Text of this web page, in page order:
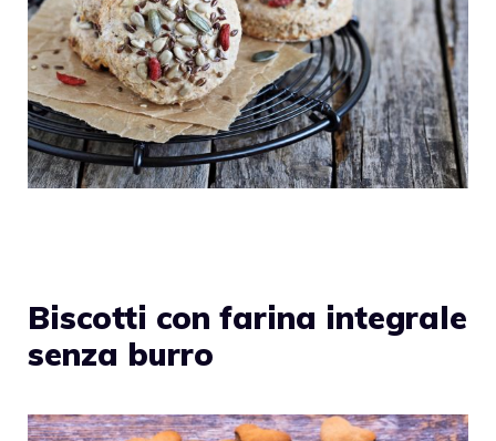
Biscotti con farina integrale
senza burro